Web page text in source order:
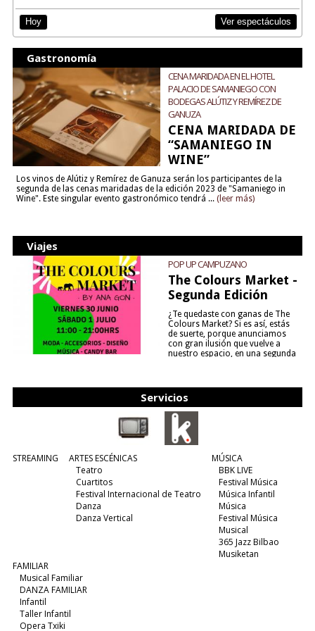
Hoy Ver espectáculos
Gastronomía
CENA MARIDADA EN EL HOTEL
PALACIO DE SAMANIEGO CON
BODEGAS ALÚTIZ Y REMÍREZ DE
GANUZA
CENA MARIDADA DE
“SAMANIEGO IN
WINE”
Los vinos de Alútiz y Remírez de Ganuza serán los participantes de la
segunda de las cenas maridadas de la edición 2023 de "Samaniego in
Wine". Este singular evento gastronómico tendrá ... (leer más)
Viajes
POP UP CAMPUZANO
The Colours Market -
Segunda Edición
¿Te quedaste con ganas de The
Colours Market? Si es así, estás
de suerte, porque anunciamos
con gran ilusión que vuelve a
nuestro espacio, en una segunda
Servicios
STREAMING
ARTES ESCÉNICAS
Teatro
Cuartitos
Festival Internacional de Teatro
Danza
Danza Vertical
MÚSICA
BBK LIVE
Festival Música
Música Infantil
Música
Festival Música
Musical
365 Jazz Bilbao
Musiketan
FAMILIAR
Musical Familiar
DANZA FAMILIAR
Infantil
Taller Infantil
Opera Txiki